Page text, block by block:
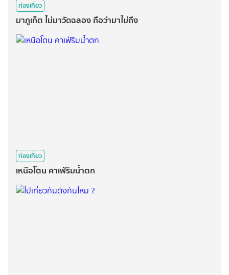
ท่องเที่ยว
มาภูเก็ต ไม่มาวัดฉลอง ถือว่ามาไม่ถึง
ท่องเที่ยว
เหนือโตน คาเฟ่ริมน้ำตก